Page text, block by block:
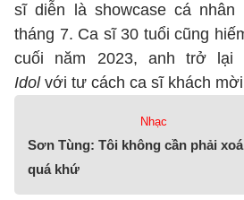
sĩ diễn là showcase cá nhân
tháng 7. Ca sĩ 30 tuổi cũng
cuối năm 2023, anh trở lại
Idolvới tư cách ca sĩ khách
Nhạc
Sơn Tùng: Tôi không cần phải
quá khứ